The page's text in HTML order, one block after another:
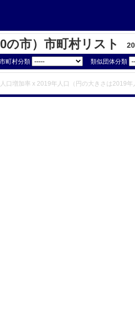
の市）市町村リスト
市町村分類 類似団体分類
口増加率 x 2019年人口（円の大きさは2019年